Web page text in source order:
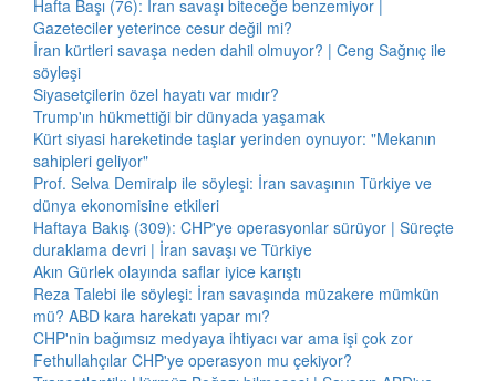
Hafta Başı (76): İran savaşı biteceğe benzemiyor |
Gazeteciler yeterince cesur değil mi?
İran kürtleri savaşa neden dahil olmuyor? | Ceng Sağnıç ile
söyleşi
Siyasetçilerin özel hayatı var mıdır?
Trump'ın hükmettiği bir dünyada yaşamak
Kürt siyasi hareketinde taşlar yerinden oynuyor: "Mekanın
sahipleri geliyor"
Prof. Selva Demiralp ile söyleşi: İran savaşının Türkiye ve
dünya ekonomisine etkileri
Haftaya Bakış (309): CHP'ye operasyonlar sürüyor | Süreçte
duraklama devri | İran savaşı ve Türkiye
Akın Gürlek olayında saflar iyice karıştı
Reza Talebi ile söyleşi: İran savaşında müzakere mümkün
mü? ABD kara harekatı yapar mı?
CHP'nin bağımsız medyaya ihtiyacı var ama işi çok zor
Fethullahçılar CHP'ye operasyon mu çekiyor?